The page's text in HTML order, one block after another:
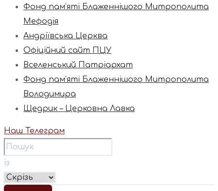
Фонд пам’яті Блаженнішого Митрополита
Мефодія
Андріївська Церква
Офіційний сайт ПЦУ
Вселенський Патріархат
Фонд пам’яті Блаженнішого Митрополита
Володимира
Щедрик – Церковна Лавка
Наш Телеграм
із